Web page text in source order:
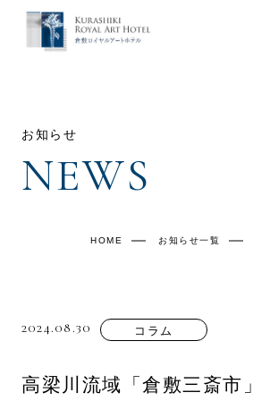
お知らせ
NEWS
HOME お知らせ一覧
2024.08.30 コラム
高梁川流域「倉敷三斎市」